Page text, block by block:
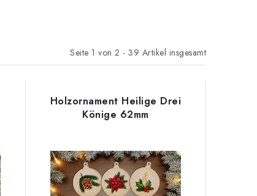
Seite 1 von 2 - 39 Artikel insgesamt
Holzornament Heilige Drei
Könige 62mm